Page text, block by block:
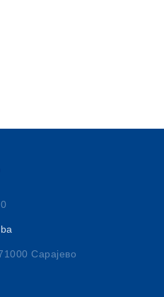
Сарајево